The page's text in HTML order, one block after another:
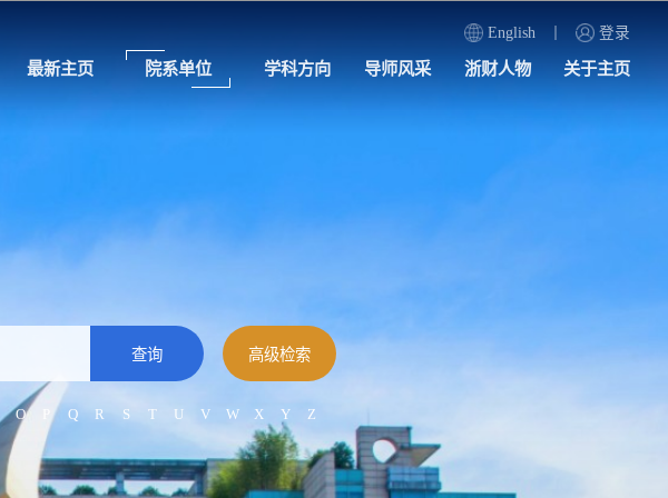
English 登录
最新主页 院系单位 学科方向 导师风采 浙财人物 关于主页
O Q R S T U V W X Y Z